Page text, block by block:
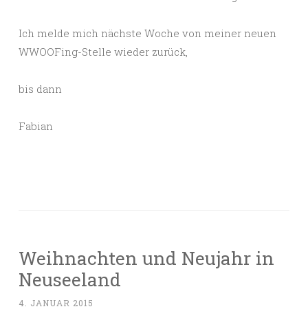
Ich melde mich nächste Woche von meiner neuen
WWOOFing-Stelle wieder zurück,
bis dann
Fabian
Weihnachten und Neujahr in
Neuseeland
4. JANUAR 2015